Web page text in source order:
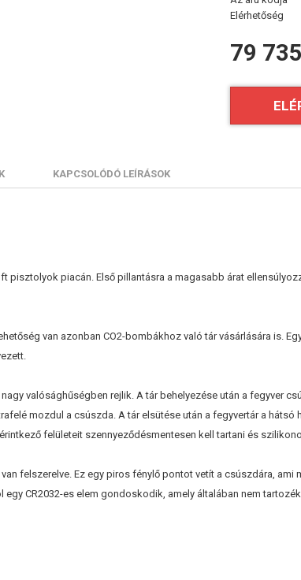
Elérhetőség
79
KAPCSOLÓDÓ LEÍRÁSOK
pisztolyok piacán. Első pillantásra a magasabb árat
van azonban CO2-bombákhoz való tár vásárlására is.
valósághűségben rejlik. A tár behelyezése után a fegyver
mozdul a csúszda. A tár elsütése után a fegyvertár a
felületeit szennyeződésmentesen kell tartani és
felszerelve. Ez egy piros fénylő pontot vetít a csúszdára,
CR2032-es elem gondoskodik, amely általában nem